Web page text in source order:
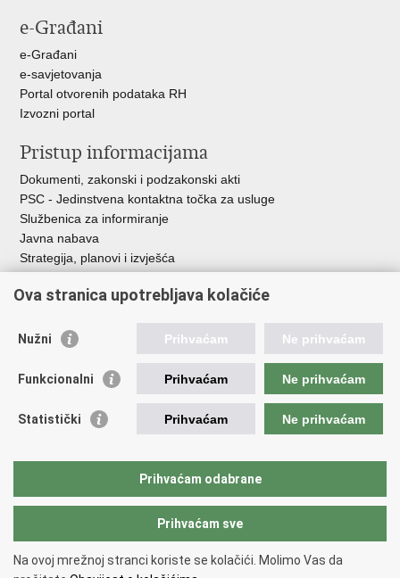
FacebookuTwitteru
e-Građani
e-Građani
e-savjetovanja
Portal otvorenih podataka RH
Izvozni portal
Pristup informacijama
Dokumenti, zakonski i podzakonski akti
PSC - Jedinstvena kontaktna točka za usluge
Službenica za informiranje
Javna nabava
Strategija, planovi i izvješća
Korisne poveznice
Vlada RH
ASOO
CARNET
Copyright © 2026 Ministarstvo znanosti, obrazovanja i mladih.
Ova stranica upotrebljava kolačiće
Nužni Prihvaćam Ne prihvaćam
Funkcionalni Prihvaćam Ne prihvaćam
Statistički Prihvaćam Ne prihvaćam
Prihvaćam odabrane
Prihvaćam sve
Na ovoj mrežnoj stranci koriste se kolačići. Molimo Vas da